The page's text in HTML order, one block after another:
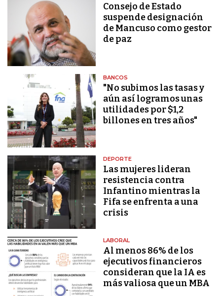
Consejo de Estado
suspende designación
de Mancuso como gestor
de paz
BANCOS
"No subimos las tasas y
aún así logramos unas
utilidades por $1,2
billones en tres años"
DEPORTE
Las mujeres lideran
resistencia contra
Infantino mientras la
Fifa se enfrenta a una
crisis
LABORAL
Al menos 86% de los
ejecutivos financieros
consideran que la IA es
más valiosa que un MBA